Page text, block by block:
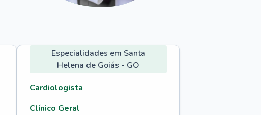
Especialidades em Santa
Helena de Goiás - GO
Cardiologista
Clínico Geral